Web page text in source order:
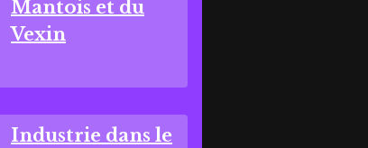
Mantois et du
Vexin
Industrie dans le